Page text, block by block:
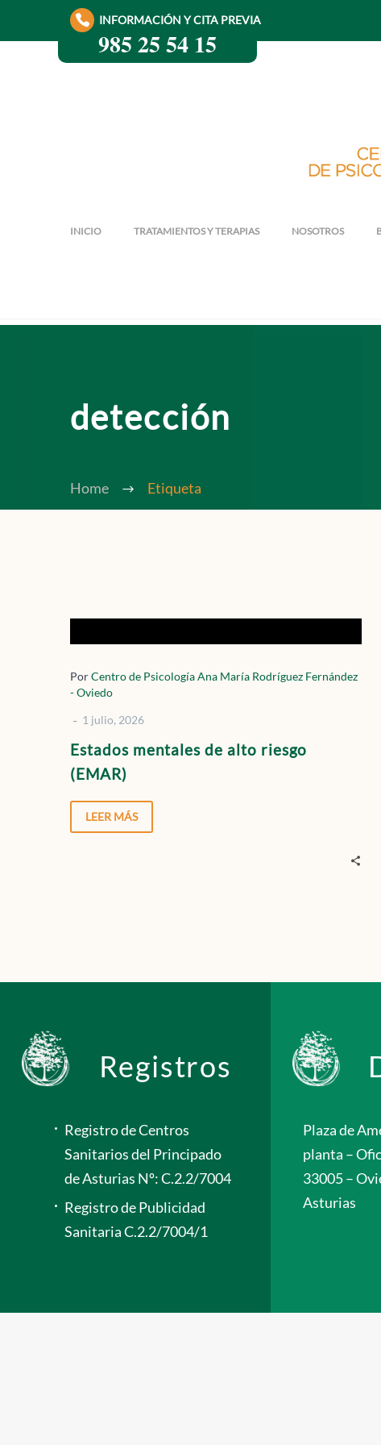
985 25 54 15
INFORMACIÓN Y CITA PREVIA
INICIO TRATAMIENTOS Y TERAPIAS NOSOTROS
detección
Home Etiqueta
de
(EMAR)
PorCentro de Psicología Ana María Rodríguez Fernández
- Oviedo
- 1 julio, 2026
Estados mentales de alto riesgo
(EMAR)
LEER MÁS
Registros
Registro de Centros
Sanitarios del Principado
de Asturias Nº: C.2.2/7004
Registro de Publicidad
Sanitaria C.2.2/7004/1
Plaza de
planta –
33005 –
Asturias